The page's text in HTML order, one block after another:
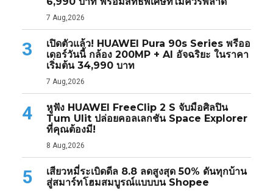
7 Aug,2026
3
เปิดตัวแล้ว! HUAWEI Pura 90s Series พรีออ
เดอร์วันนี้ กล้อง 200MP + AI อัจฉริยะ ในราคา
เริ่มต้น 34,990 บาท
7 Aug,2026
4
หูฟัง HUAWEI FreeClip 2 S จับมือศิลปิน
Tum Ulit ปล่อยคอลเลกชัน Space Explorer
ที่คุณต้องมี!
8 Aug,2026
5
เสียวหมี่ระเบิดดีล 8.8 ลดสูงสุด 50% ดันทุกบ้าน
สู่สมาร์ทโฮมสมบูรณ์แบบบน Shopee